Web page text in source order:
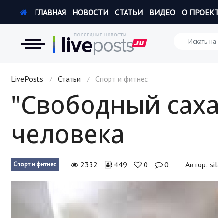
Новости
Экономика
Происшествия
Россия
Наука и техника
Политика
ГЛАВНАЯ НОВОСТИ СТАТЬИ ВИДЕО О
LivePosts / Статьи / Спорт и фитнес
"Свободный
человека
Спорт и фитнес 2332 449 0 0 Автор: